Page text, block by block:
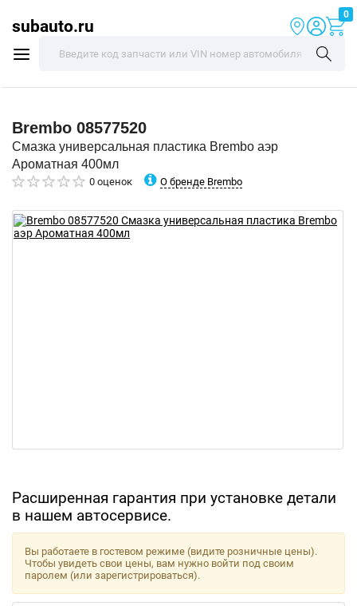
subauto.ru
0
Brembo 08577520
Смазка универсальная пластика Brembo аэр
Ароматная 400мл
0 оценок О бренде Brembo
Расширенная гарантия при установке детали
в нашем автосервисе.
Вы работаете в гостевом режиме (видите розничные цены).
Чтобы увидеть свои цены, вам нужно войти под своим
паролем (или зарегистрироваться).